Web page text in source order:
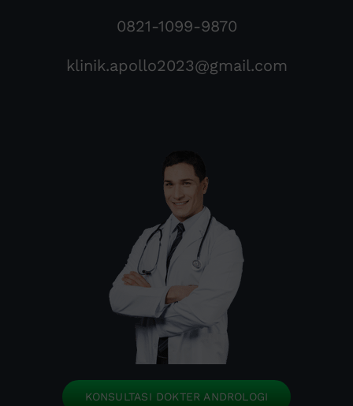
0821-1099-9870
klinik.apollo2023@gmail.com
KONSULTASI DOKTER ANDROLOGI